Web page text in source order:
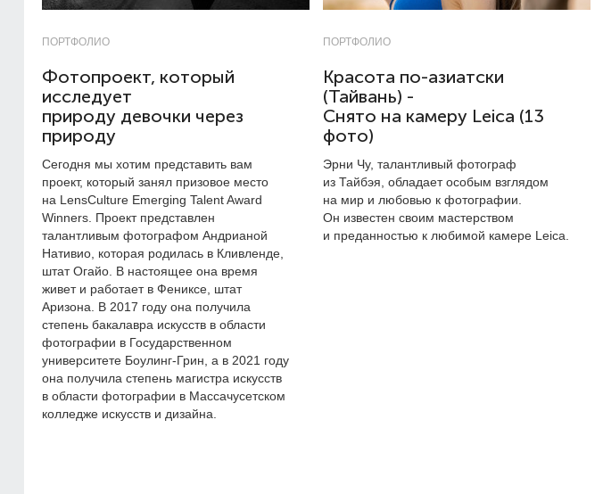
ПОРТФОЛИО
Фотопроект, который
исследует
природу девочки через
природу
Сегодня мы хотим представить вам
проект, который занял призовое место
на LensCulture Emerging Talent Award
Winners. Проект представлен
талантливым фотографом Андрианой
Нативио, которая родилась в Кливленде,
штат Огайо. В настоящее она время
живет и работает в Фениксе, штат
Аризона. В 2017 году она получила
степень бакалавра искусств в области
фотографии в Государственном
университете Боулинг-Грин, а в 2021 году
она получила степень магистра искусств
в области фотографии в Массачусетском
колледже искусств и дизайна.
ПОРТФОЛИО
Красота по-азиатски
(Тайвань) -
Снято на камеру Leica (13
фото)
Эрни Чу, талантливый фотограф
из Тайбэя, обладает особым взглядом
на мир и любовью к фотографии.
Он известен своим мастерством
и преданностью к любимой камере Leica.